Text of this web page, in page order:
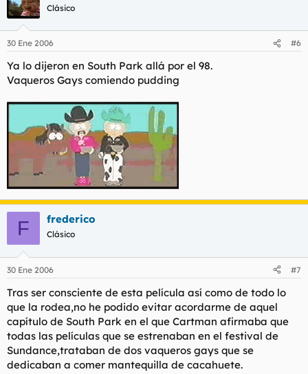
Clásico
30 Ene 2006 #6
Ya lo dijeron en South Park allá por el 98.
Vaqueros Gays comiendo pudding
F frederico
Clásico
30 Ene 2006 #7
Tras ser consciente de esta película así como de todo lo
que la rodea,no he podido evitar acordarme de aquel
capítulo de South Park en el que Cartman afirmaba que
todas las películas que se estrenaban en el festival de
Sundance,trataban de dos vaqueros gays que se
dedicaban a comer mantequilla de cacahuete.